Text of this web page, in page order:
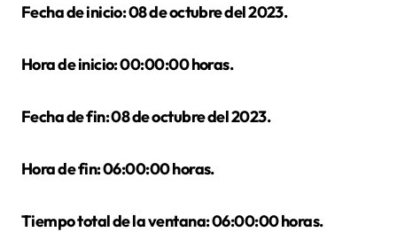
Fecha de inicio: 08 de octubre del 2023.
Hora de inicio: 00:00:00 horas.
Fecha de fin: 08 de octubre del 2023.
Hora de fin: 06:00:00 horas.
Tiempo total de la ventana: 06:00:00 horas.